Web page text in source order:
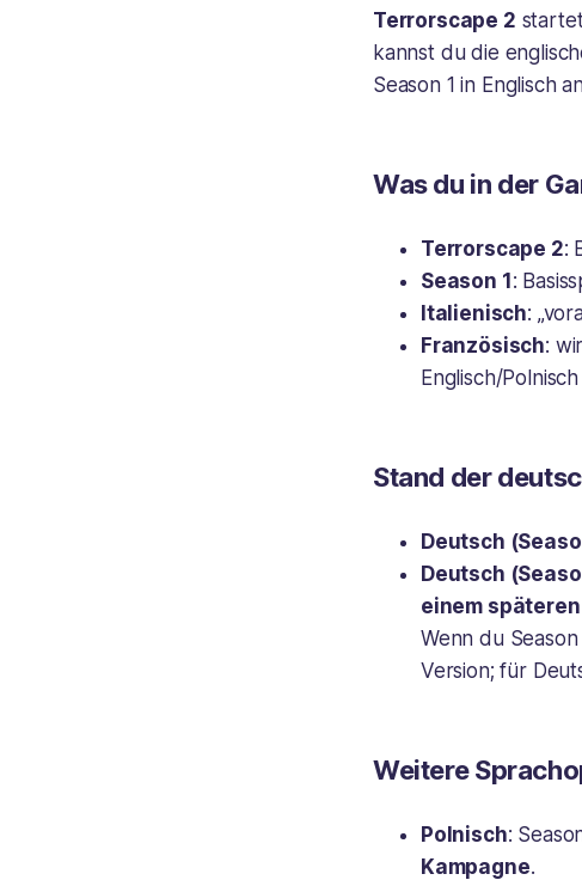
Terrorscape 2
kannst du die
Season 1 in Englisch
Was du in der
Terrorscape 2:
Season 1:
Italienisch:
Französisch:
Englisch/
Stand der
Deutsch
Deutsch
einem
Wenn du
Version; für
Weitere
Polnisch:
Kampagne.